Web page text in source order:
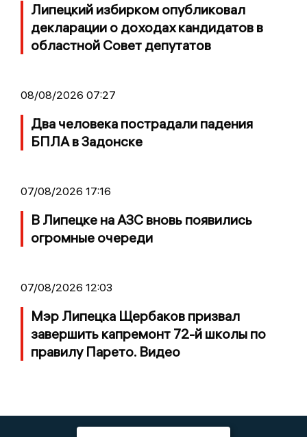
Липецкий избирком опубликовал
декларации о доходах кандидатов в
областной Совет депутатов
08/08/2026 07:27
Два человека пострадали падения
БПЛА в Задонске
07/08/2026 17:16
В Липецке на АЗС вновь появились
огромные очереди
07/08/2026 12:03
Мэр Липецка Щербаков призвал
завершить капремонт 72-й школы по
правилу Парето. Видео